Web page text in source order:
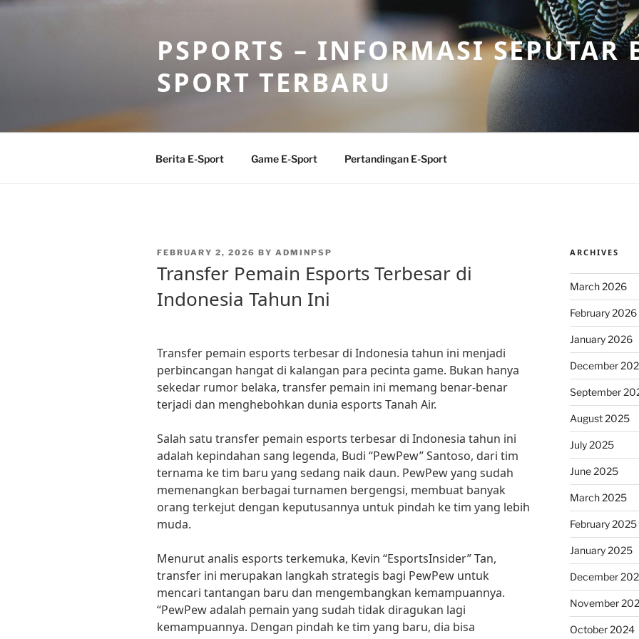
Skip
PSPORTS – INFORMASI SEPUTAR
SPORT TERBARU
Berita E-Sport Game E-Sport Pertandingan E-Sport
POSTED
FEBRUARY 2, 2026 BY ADMINPSP
Transfer Pemain Esports Terbesar di
Indonesia Tahun Ini
Transfer pemain esports terbesar di Indonesia tahun ini menjadi
perbincangan hangat di kalangan para pecinta game. Bukan hanya
sekedar rumor belaka, transfer pemain ini memang benar-benar
terjadi dan menghebohkan dunia esports Tanah Air.
Salah satu transfer pemain esports terbesar di Indonesia tahun ini
adalah kepindahan sang legenda, Budi “PewPew” Santoso, dari tim
ternama ke tim baru yang sedang naik daun. PewPew yang sudah
memenangkan berbagai turnamen bergengsi, membuat banyak
orang terkejut dengan keputusannya untuk pindah ke tim yang lebih
muda.
Menurut analis esports terkemuka, Kevin “EsportsInsider” Tan,
transfer ini merupakan langkah strategis bagi PewPew untuk
mencari tantangan baru dan mengembangkan kemampuannya.
“PewPew adalah pemain yang sudah tidak diragukan lagi
kemampuannya. Dengan pindah ke tim yang baru, dia bisa
ARCHIVES
March 2026
February 2026
January 2026
December
September
August 2025
July 2025
June 2025
March 2025
February 2025
January 2025
December
November
October 2024